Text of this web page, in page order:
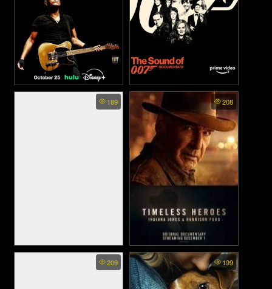
Road Diary: Bruce
Springsteen and The E
The Sound of 007 - มนต์เสียง
ยอดพยัคฆ์ 007 (2022)
189
Frida (2024)
208
Timeless Heroes Indiana
Jones and Harrison Ford
(2023)
209 199